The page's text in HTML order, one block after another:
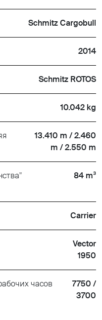
Schmitz Cargobull
2014
Schmitz ROTOS
10.042 kg
13.410 m / 2.460
m / 2.550 m
84 m³
Carrier
Vector
1950
часов
7750 /
3700